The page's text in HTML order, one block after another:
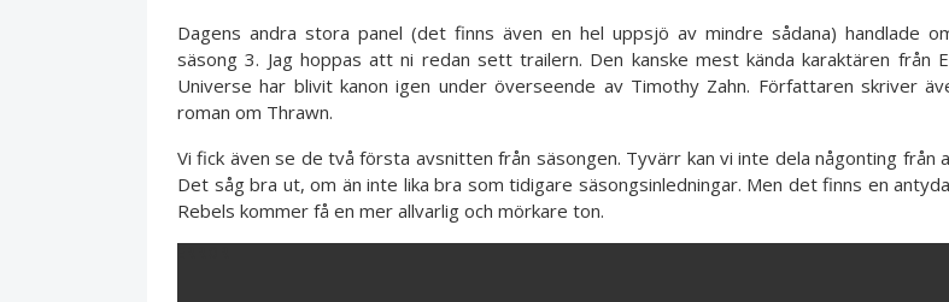
Dagens andra stora panel (det finns även en hel uppsjö av mindre sådana) handlade
säsong 3. Jag hoppas att ni redan sett trailern. Den kanske mest kända karaktären från
Universe har blivit kanon igen under överseende av Timothy Zahn. Författaren skriver
roman om Thrawn.
Vi fick även se de två första avsnitten från säsongen. Tyvärr kan vi inte dela någonting från
Det såg bra ut, om än inte lika bra som tidigare säsongsinledningar. Men det finns en
Rebels kommer få en mer allvarlig och mörkare ton.